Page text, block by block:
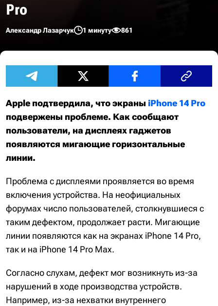
Pro
Александр Лазарчук 1 минуту 861
Apple подтвердила, что экраны iPhone 14 Pro
подвержены проблеме. Как сообщают
пользователи, на дисплеях гаджетов
появляются мигающие горизонтальные
линии.
Проблема с дисплеями проявляется во время
включения устройства. На неофициальных
форумах число пользователей, столкнувшиеся с
таким дефектом, продолжает расти. Мигающие
линии появляются как на экранах iPhone 14 Pro,
так и на iPhone 14 Pro Max.
Согласно слухам, дефект мог возникнуть из-за
нарушений в ходе производства устройств.
Например, из-за нехватки внутреннего